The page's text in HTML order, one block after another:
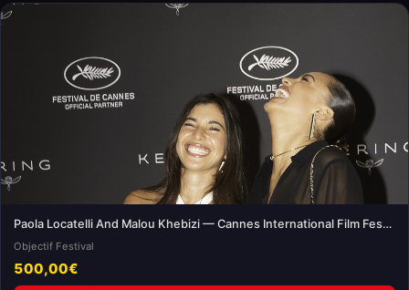
Paola Locatelli And Malou Khebizi — Cannes International Film Festival
Objectif Festival
500,00€